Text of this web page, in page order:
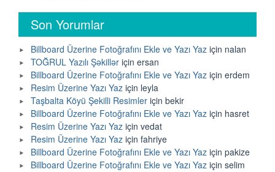
Son Yorumlar
Billboard Üzerine Fotoğrafını Ekle ve Yazı Yaz için nalan
TOĞRUL Yazılı Şəkillər için ersan
Billboard Üzerine Fotoğrafını Ekle ve Yazı Yaz için erdem
Resim Üzerine Yazı Yaz için leyla
Taşbalta Köyü Şekilli Resimler için bekir
Billboard Üzerine Fotoğrafını Ekle ve Yazı Yaz için hasret
Resim Üzerine Yazı Yaz için vedat
Resim Üzerine Yazı Yaz için fahriye
Billboard Üzerine Fotoğrafını Ekle ve Yazı Yaz için pakize
Billboard Üzerine Fotoğrafını Ekle ve Yazı Yaz için selim